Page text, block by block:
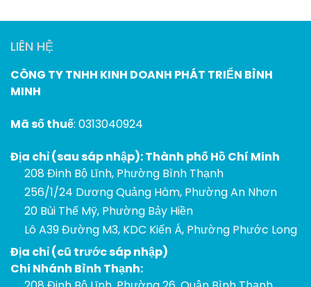
LIÊN HỆ
CÔNG TY TNHH KINH DOANH PHÁT TRIỂN BÌNH
MINH
Mã số thuế: 0313040924
Địa chỉ (sau sáp nhập): Thành phố Hồ Chí Minh
208 Đinh Bộ Lĩnh, Phường Bình Thạnh
256/1/24 Dương Quảng Hàm, Phường An Nhơn
20 Bùi Thế Mỹ, Phường Bảy Hiền
Lô A39 Đường M3, KDC Kiến Á, Phường Phước Long
Địa chỉ (cũ trước sáp nhập)
Chi Nhánh Bình Thạnh: